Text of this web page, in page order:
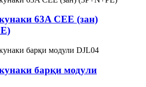
63A CEE (зан)
барқи модули